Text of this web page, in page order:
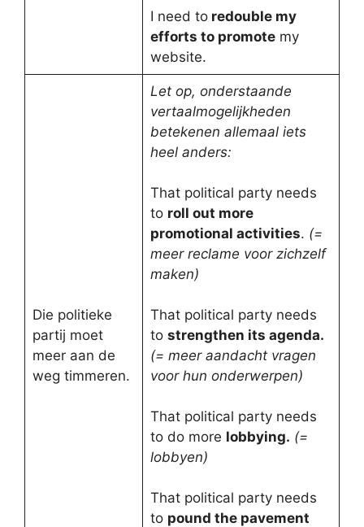
I need toredouble my
efforts to promotemy
website.
Die politieke
partij moet
meer aan de
weg timmeren.
Let op, onderstaande
vertaalmogelijkheden
betekenen allemaal iets
heel anders:
That political party needs
to roll out more
promotional activities. (=
meer reclame voor zichzelf
maken)
That political party needs
to strengthen its agenda.
(= meer aandacht vragen
voor hun onderwerpen)
That political party needs
to do more lobbying. (=
lobbyen)
That political party needs
to pound the pavement